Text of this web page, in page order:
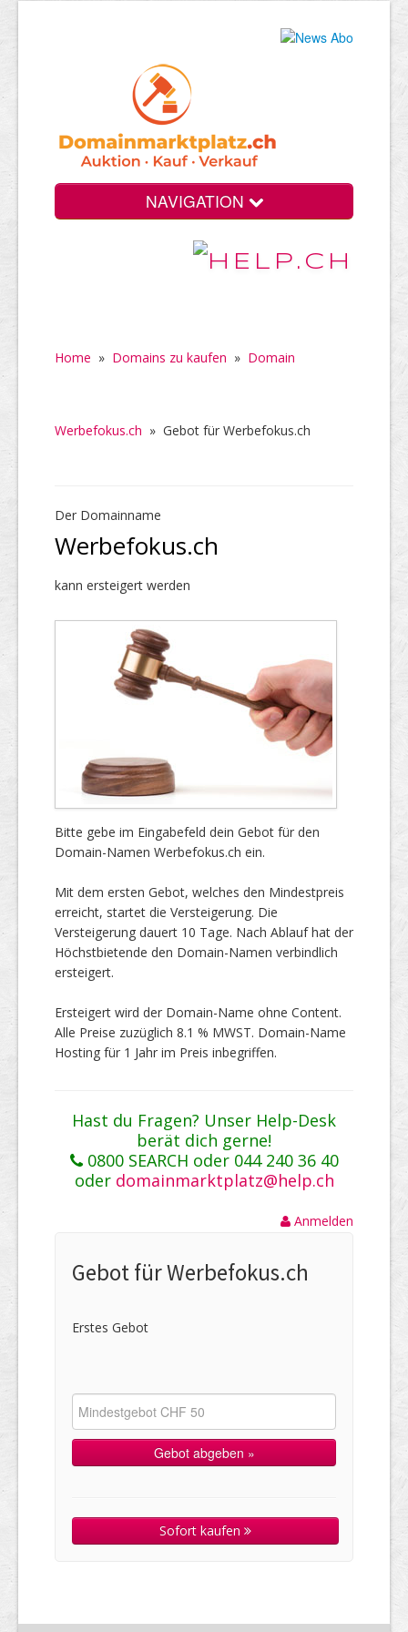
NAVIGATION
Home » Domains zu kaufen » Domain
Werbefokus.ch » Gebot für Werbefokus.ch
Der Domainname
Werbefokus.ch
kann ersteigert werden
Bitte gebe im Eingabefeld dein Gebot für den
Domain-Namen Werbefokus.ch ein.
Mit dem ersten Gebot, welches den Mindestpreis
erreicht, startet die Versteigerung. Die
Versteigerung dauert 10 Tage. Nach Ablauf hat der
Höchstbietende den Domain-Namen verbindlich
ersteigert.
Ersteigert wird der Domain-Name ohne Content.
Alle Preise zuzüglich 8.1 % MWST. Domain-Name
Hosting für 1 Jahr im Preis inbegriffen.
Hast du Fragen? Unser Help-Desk
berät dich gerne!
0800 SEARCH oder 044 240 36 40
oder domainmarktplatz@help.ch
Anmelden
Gebot für Werbefokus.ch
Erstes Gebot
Sofort kaufen